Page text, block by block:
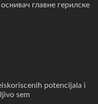
главне герилске
potencijala i
sem